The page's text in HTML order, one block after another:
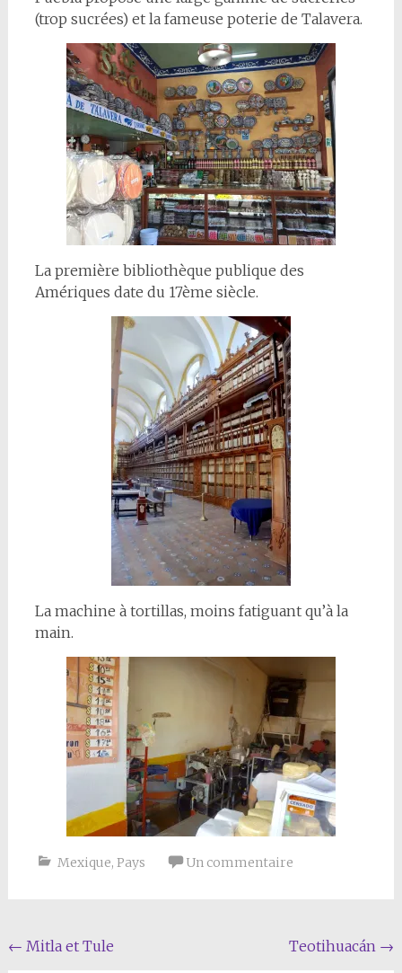
(trop sucrées) et la fameuse poterie de Talavera.
La première bibliothèque publique des
Amériques date du 17ème siècle.
La machine à tortillas, moins fatiguant qu’à la
main.
Mexique, Pays Un commentaire
Navigation
← Mitla et Tule Teotihuacán →